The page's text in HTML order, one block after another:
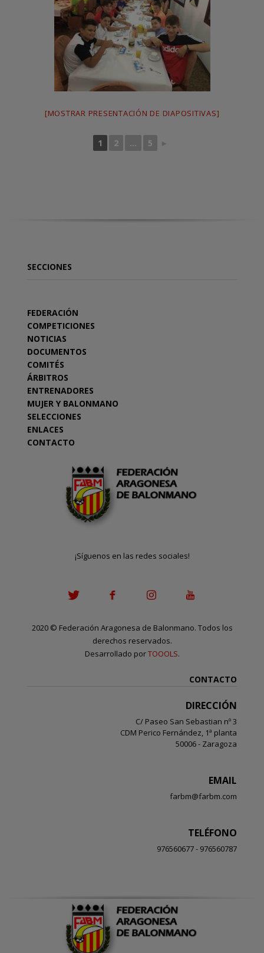
[MOSTRAR PRESENTACIÓN DE DIAPOSITIVAS]
1 2 ... 5 ►
SECCIONES
FEDERACIÓN
COMPETICIONES
NOTICIAS
DOCUMENTOS
COMITÉS
ÁRBITROS
ENTRENADORES
MUJER Y BALONMANO
SELECCIONES
ENLACES
CONTACTO
¡Síguenos en las redes sociales!
2020 © Federación Aragonesa de Balonmano. Todos los
derechos reservados.
Desarrollado porTOOOLS.
CONTACTO
DIRECCIÓN
C/ Paseo San Sebastian nº 3
CDM Perico Fernández, 1ª planta
50006 - Zaragoza
EMAIL
farbm@farbm.com
TELÉFONO
976560677 - 976560787